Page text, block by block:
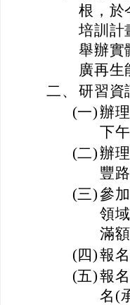
根，於
培訓計
舉辦實
廣再生
二、 研習資
(一)辦
下
(二)辦
豐
(三)參
領
滿
(四)報
(五)報
名(